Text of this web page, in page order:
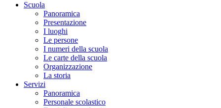
Scuola
Panoramica
Presentazione
I luoghi
Le persone
I numeri della scuola
Le carte della scuola
Organizzazione
La storia
Servizi
Panoramica
Personale scolastico